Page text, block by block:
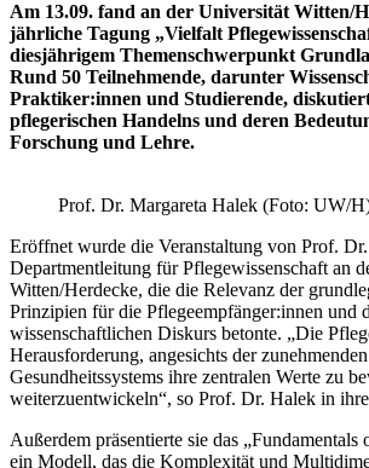
Am 13.09. fand an der Universität Witten/
jährliche Tagung „Vielfalt
diesjährigem Themenschwerpunkt
Rund 50 Teilnehmende, darunter
Praktiker:innen und Studierende,
pflegerischen Handelns und deren
Forschung und Lehre.
Prof. Dr. Margareta Halek (Foto: UW/
Eröffnet wurde die Veranstaltung von Prof.
Departmentleitung für Pflegewissenschaft an
Witten/Herdecke, die die Relevanz der
Prinzipien für die Pflegeempfänger:innen und
wissenschaftlichen Diskurs betonte. „Die
Herausforderung, angesichts der
Gesundheitssystems ihre zentralen Werte zu
weiterzuentwickeln“, so Prof. Dr. Halek in
Außerdem präsentierte sie das „Fundamentals
ein Modell, das die Komplexität und